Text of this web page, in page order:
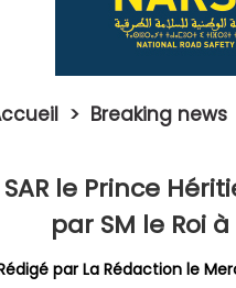
> Breaking news
SAR le Prince
par SM le Roi
par La Rédaction le